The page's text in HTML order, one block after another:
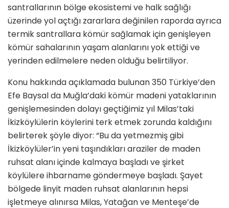
santrallarının bölge ekosistemi ve halk sağlığı
üzerinde yol açtığı zararlara değinilen raporda ayrıca
termik santrallara kömür sağlamak için genişleyen
kömür sahalarının yaşam alanlarını yok ettiği ve
yerinden edilmelere neden olduğu belirtiliyor.
Konu hakkında açıklamada bulunan 350 Türkiye’den
Efe Baysal da Muğla’daki kömür madeni yataklarının
genişlemesinden dolayı geçtiğimiz yıl Milas’taki
İkizköylülerin köylerini terk etmek zorunda kaldığını
belirterek şöyle diyor: “Bu da yetmezmiş gibi
İkizköylüler’in yeni taşındıkları araziler de maden
ruhsat alanı içinde kalmaya başladı ve şirket
köylülere ihbarname göndermeye başladı. Şayet
bölgede linyit maden ruhsat alanlarının hepsi
işletmeye alınırsa Milas, Yatağan ve Menteşe’de